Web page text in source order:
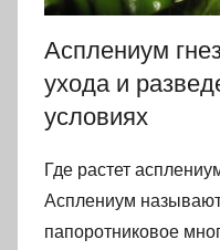
Асплениум
ухода и
условиях
Где растет
Асплениум
папоротниковое